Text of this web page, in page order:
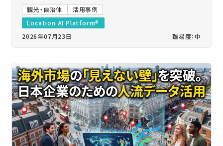
観光・自治体
活用事例
Location AI Platform®
2026年07月23日
難易度：中